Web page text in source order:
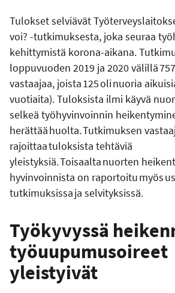
Tulokset selviävät
voi? -tutkimuksesta, joka seuraa
kehittymistä korona-aikana.
loppuvuoden 2019 ja 2020 välillä
vastaajaa, joista 125 oli nuoria
vuotiaita). Tuloksista ilmi käyvä
selkeä työhyvinvoinnin
herättää huolta. Tutkimuksen
rajoittaa tuloksista tehtäviä
yleistyksiä. Toisaalta nuorten
hyvinvoinnista on raportoitu myös
tutkimuksissa ja selvityksissä.
Työkyvyssä
työuupumusoireet
yleistyivät